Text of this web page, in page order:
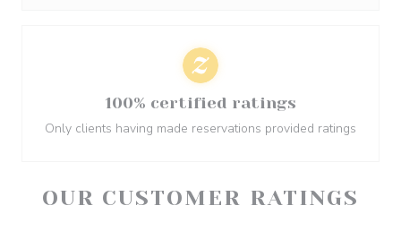
OUR CUSTOMER RATINGS
100% certified ratings
Only clients having made reservations provided ratings